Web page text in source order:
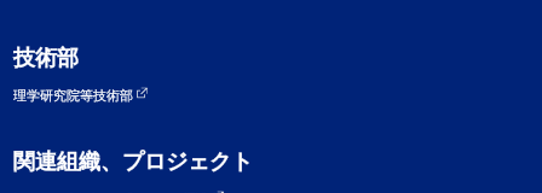
技術部
理学研究院等技術部
関連組織、プロジェクト